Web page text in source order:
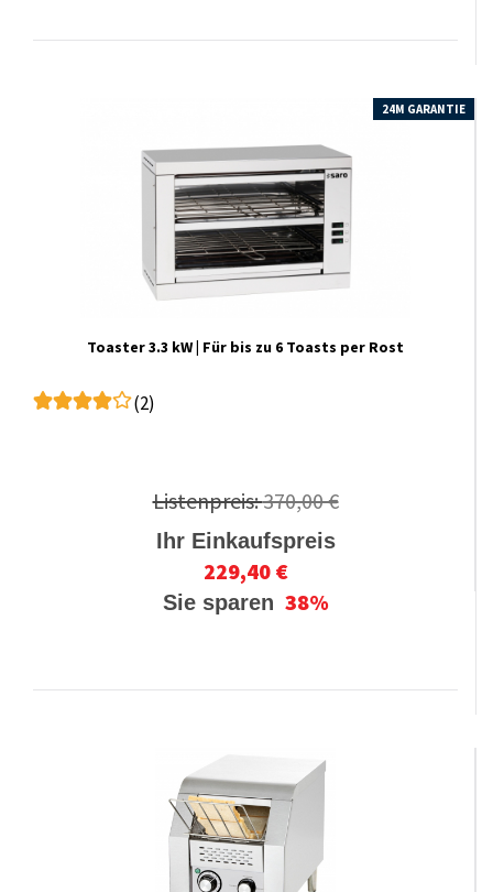
24M GARANTIE
Toaster 3.3 kW | Für bis zu 6 Toasts per Rost
(2)
Listenpreis:370,00 €
Ihr Einkaufspreis
229,40 €
Sie sparen 38%